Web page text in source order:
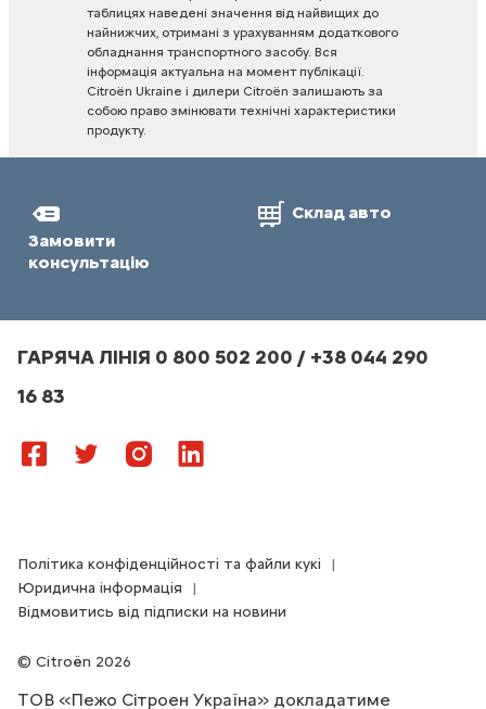
таблицях наведені значення від найвищих до
найнижчих, отримані з урахуванням додаткового
обладнання транспортного засобу. Вся
інформація актуальна на момент публікації.
Citroën Ukraine і дилери Citroën залишають за
собою право змінювати технічні характеристики
продукту.
Замовити
консультацію
Склад авто
ГАРЯЧА ЛІНІЯ 0 800 502 200 / +38 044 290
16 83
Citroën 2026
Політика конфіденційності та файли кукі
Юридична інформація
Відмовитись від підписки на новини
ТОВ «Пежо Сітроен Україна» докладатиме